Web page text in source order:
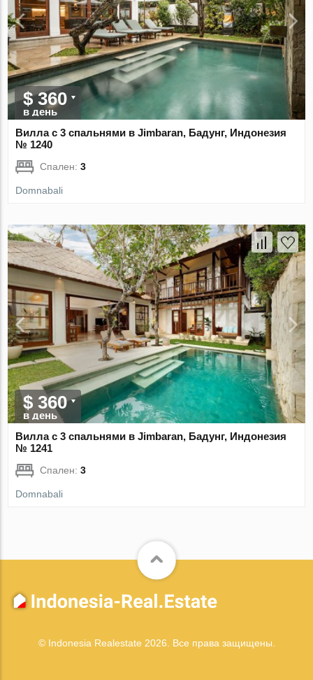
$ 360
в день
Вилла с 3 спальнями в Jimbaran, Бадунг, Индонезия
№ 1240
Спален:3
Domnabali
$ 360
в день
Вилла с 3 спальнями в Jimbaran, Бадунг, Индонезия
№ 1241
Спален:3
Domnabali
© Indonesia Realestate 2026. Все права защищены.